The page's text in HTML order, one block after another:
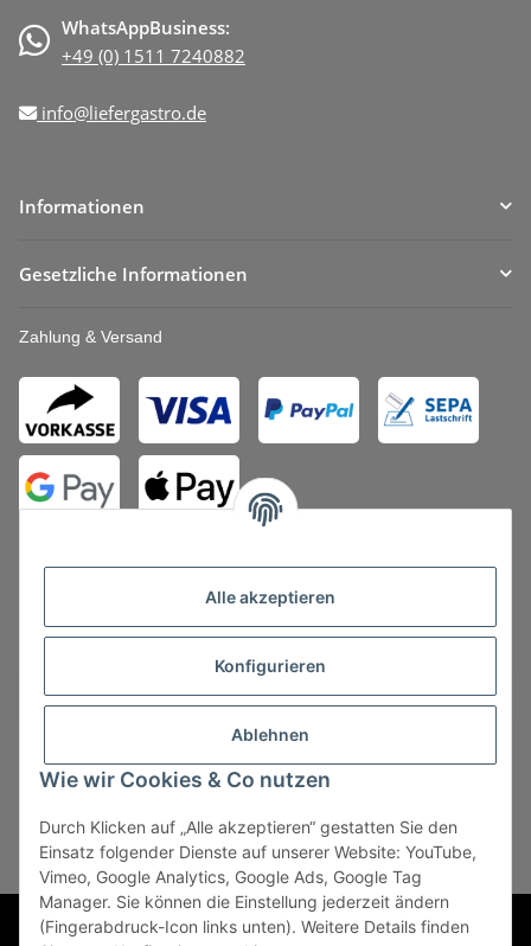
Alle akzeptieren
Konfigurieren
Ablehnen
Wie wir Cookies & Co nutzen
Durch Klicken auf „Alle akzeptieren“ gestatten Sie den
Einsatz folgender Dienste auf unserer Website: YouTube,
Vimeo, Google Analytics, Google Ads, Google Tag
Manager. Sie können die Einstellung jederzeit ändern
(Fingerabdruck-Icon links unten). Weitere Details finden
WhatsAppBusiness:
+49 (0) 1511 7240882
info@liefergastro.de
Informationen
Gesetzliche Informationen
Zahlung & Versand
Vertrag widerrufen
* Alle Preise zzgl. gesetzlicher USt., zzgl.Versand, zzgl.
Mindermengenzuschlag
Powered byJTL-Shop